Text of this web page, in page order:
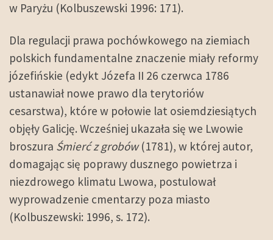
w Paryżu (Kolbuszewski 1996: 171).
Dla regulacji prawa pochówkowego na ziemiach
polskich fundamentalne znaczenie miały reformy
józefińskie (edykt Józefa II 26 czerwca 1786
ustanawiał nowe prawo dla terytoriów
cesarstwa), które w połowie lat osiemdziesiątych
objęły Galicję. Wcześniej ukazała się we Lwowie
broszura Śmierć z grobów(1781), w której autor,
domagając się poprawy dusznego powietrza i
niezdrowego klimatu Lwowa, postulował
wyprowadzenie cmentarzy poza miasto
(Kolbuszewski: 1996, s. 172).